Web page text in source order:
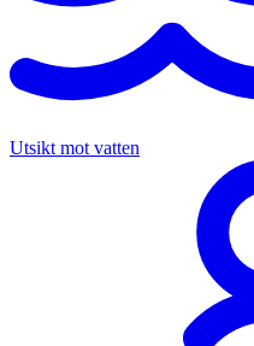
Utsikt mot vatten